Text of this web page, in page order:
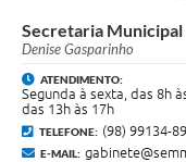
Secretaria
Denise Gasparinho
ATENDIMENTO:
Segunda à sexta, das 8h
das 13h às 17h
TELEFONE: (98) 99134-
E-MAIL: